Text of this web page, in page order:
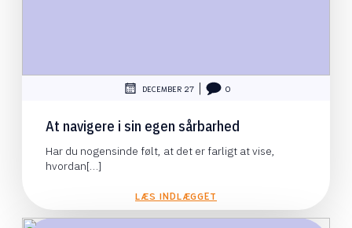
DECEMBER 27 0
At navigere i sin egen sårbarhed
Har du nogensinde følt, at det er farligt at vise,
hvordan[…]
LÆS INDLÆGGET